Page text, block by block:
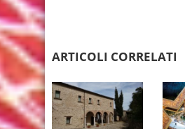
ARTICOLI CORRELATI